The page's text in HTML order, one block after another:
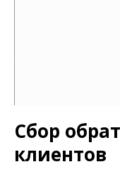
Сбор
клиентов